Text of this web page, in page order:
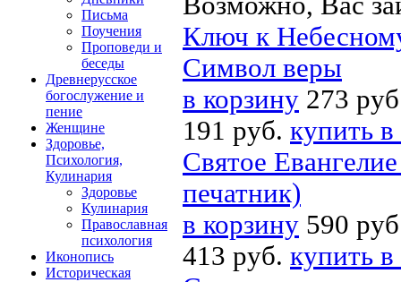
Письма
Поучения
Проповеди и
беседы
Древнерусское
богослужение и
пение
Женщине
Здоровье,
Психология,
Кулинария
Здоровье
Кулинария
Православная
психология
Иконопись
Историческая
Ключ к
Символ веры
в корзину 273
191 руб. купить
Святое
печатник)
в корзину 590
413 руб. купить